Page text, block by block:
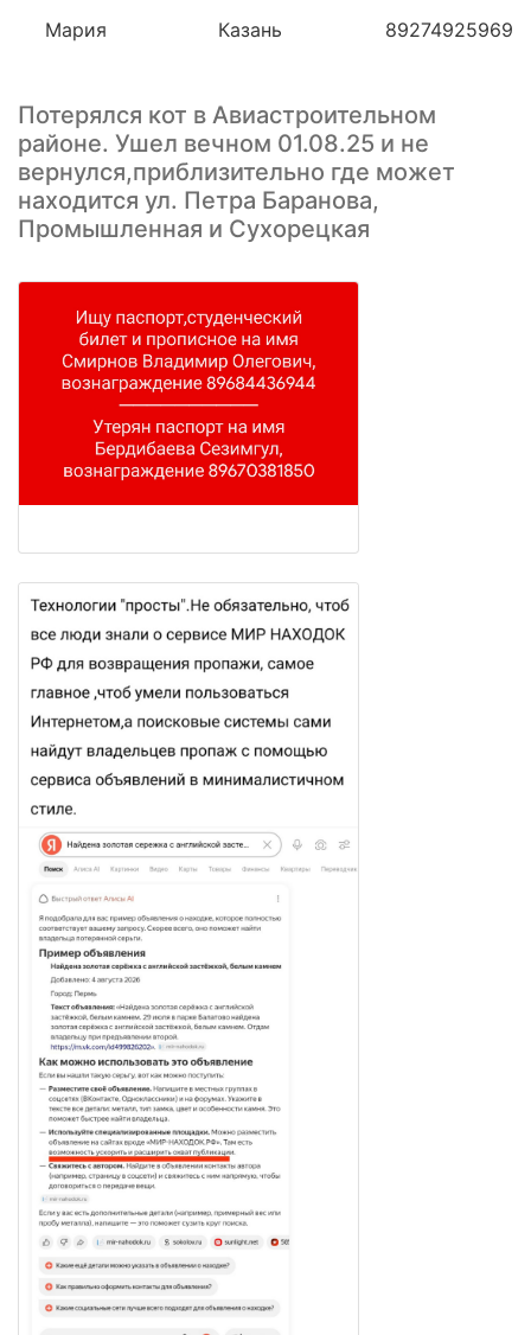
Мария Казань 89274925969
Потерялся кот в Авиастроительном
районе. Ушел вечном 01.08.25 и не
вернулся,приблизительно где может
находится ул. Петра Баранова,
Промышленная и Сухорецкая